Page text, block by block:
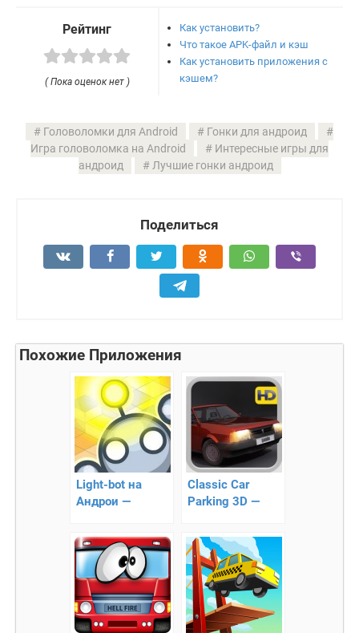
Рейтинг
( Пока оценок нет )
Как установить?
Что такое APK-файл и кэш
Как установить приложения с
кэшем?
Головоломки для Android
Гонки для андроид
Игра головоломка на Android
Интересные игры для
андроид
Лучшие гонки андроид
Поделиться
Похожие Приложения
Light-bot на
Андрои —
головоломка
Classic Car
Parking 3D —